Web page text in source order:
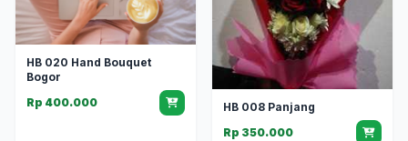
HB 020 Hand Bouquet
Bogor
Rp 400.000
HB 008 Panjang
Rp 350.000